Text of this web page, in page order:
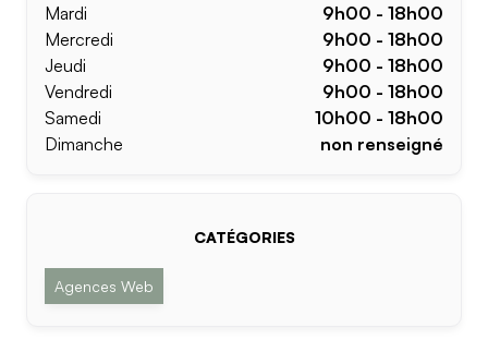
Mardi
9h00 - 18h00
Mercredi
9h00 - 18h00
Jeudi
9h00 - 18h00
Vendredi
9h00 - 18h00
Samedi
10h00 - 18h00
Dimanche
non renseigné
CATÉGORIES
Agences Web